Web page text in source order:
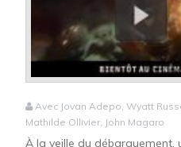
Avec Jovan Adepo, Wyatt
Mathilde Ollivier, John Magaro
À la veille du débarquement,